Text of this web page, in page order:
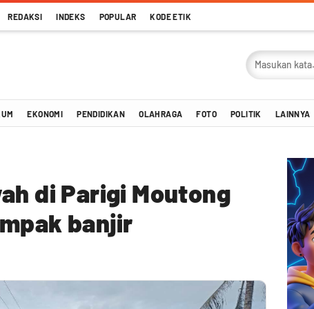
REDAKSI INDEKS POPULAR KODE ETIK
EKONOMI PENDIDIKAN OLAHRAGA FOTO POLITIK LAINNYA
di Parigi Moutong
banjir